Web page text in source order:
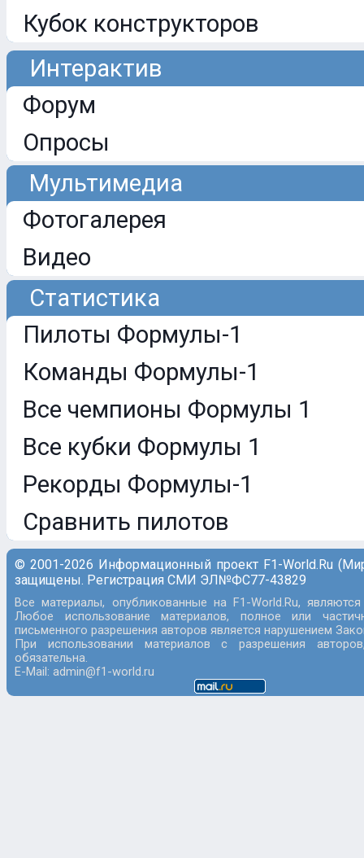
Кубок конструкторов
Интерактив
Форум
Опросы
Мультимедиа
Фотогалерея
Видео
Статистика
Пилоты Формулы-1
Команды Формулы-1
Все чемпионы Формулы 1
Все кубки Формулы 1
Рекорды Формулы-1
Сравнить пилотов
© 2001-2026 Информационный проект F1-World.Ru
защищены. Регистрация СМИ ЭЛ№ФС77-43829
Все материалы, опубликованные на F1-World.Ru,
Любое использование материалов, полное или
письменного разрешения авторов является нарушением
При использовании материалов с разрешения
обязательна.
E-Mail: admin@f1-world.ru